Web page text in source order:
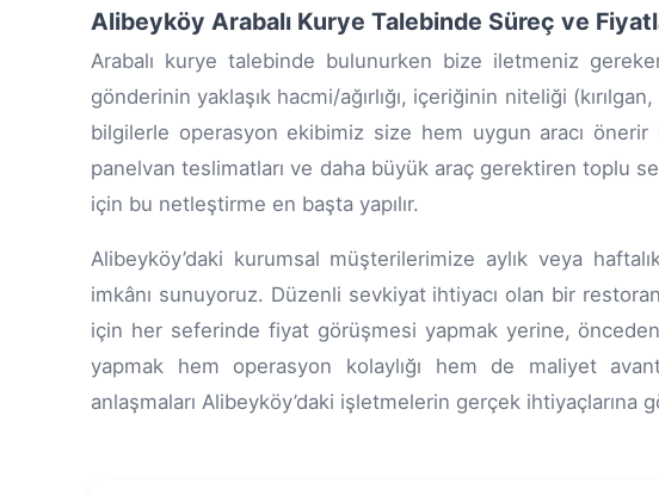
Alibeyköy Arabalı Kurye Talebinde Süreç ve
Arabalı kurye talebinde bulunurken bize iletmeniz
gönderinin yaklaşık hacmi/ağırlığı, içeriğinin niteliği
bilgilerle operasyon ekibimiz size hem uygun aracı
panelvan teslimatları ve daha büyük araç gerektiren toplu
için bu netleştirme en başta yapılır.
Alibeyköy’daki kurumsal müşterilerimize aylık veya
imkânı sunuyoruz. Düzenli sevkiyat ihtiyacı olan bir
için her seferinde fiyat görüşmesi yapmak yerine,
yapmak hem operasyon kolaylığı hem de maliyet
anlaşmaları Alibeyköy’daki işletmelerin gerçek ihtiyaçlarına